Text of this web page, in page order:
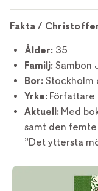
Fakta /
Ålder: 35
Familj: Sambon
Bor: Stockholm
Yrke: Författare
Aktuell: Med
samt den
”Det yttersta